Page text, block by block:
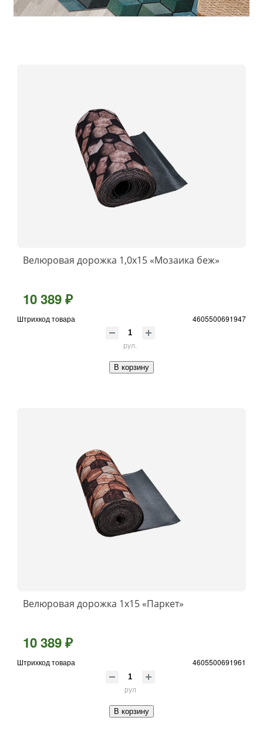
Велюровая дорожка 1,0x15 «Мозаика беж»
10 389 ₽
Штрихкод товара 4605500691947
рул.
В корзину
Велюровая дорожка 1x15 «Паркет»
10 389 ₽
Штрихкод товара 4605500691961
рул
В корзину